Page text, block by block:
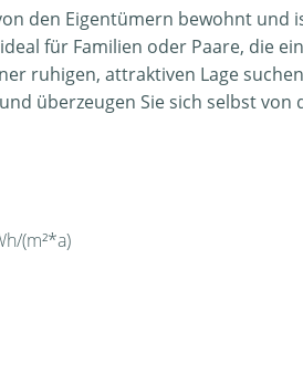
den Eigentümern bewohnt und
für Familien oder Paare, die
ruhigen, attraktiven Lage
überzeugen Sie sich selbst von
(m²*a)